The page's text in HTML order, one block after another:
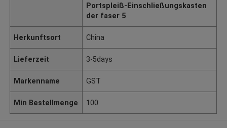
Portspleiß-Einschließungskasten
der faser 5
Herkunftsort China
Lieferzeit 3-5days
Markenname GST
Min Bestellmenge 100